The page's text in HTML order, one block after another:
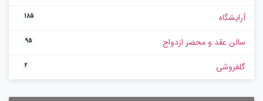
آرایشگاه 185
سالن عقد و محضر ازدواج 95
گلفروشی 2